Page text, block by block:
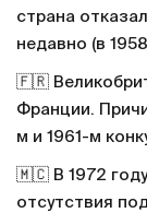
страна
недавно (в
🇫🇷
Франции.
м и 1961-м
🇲🇨 В 1972
отсутствия